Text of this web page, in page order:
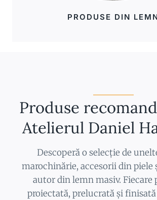
PRODUSE DIN
Produse
Atelierul Daniel
Descoperă o selecție de
marochinărie, accesorii din piele
autor din lemn masiv. Fiecare
proiectată, prelucrată și